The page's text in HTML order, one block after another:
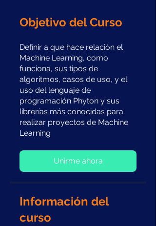
Objetivo del Curso
Definir a que hace relación el
Machine Learning, como
funciona, sus tipos de
algoritmos, casos de uso, y el
uso del lenguaje de
programación Phyton y sus
librerías más conocidas para
realizar proyectos de Machine
Learning
Unirme ahora
Información del
curso